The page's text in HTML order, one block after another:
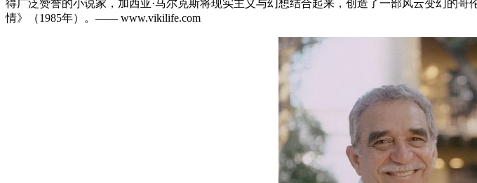
得广泛赞誉的小说家，加西亚·马尔克斯将现实主义与幻想结合起来，创造了一部风云变幻的
情》（1985年）。—— www.vikilife.com